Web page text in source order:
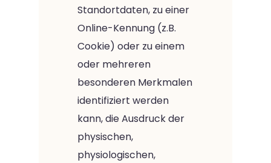
Standortdaten, zu einer
Online-Kennung (z.B.
Cookie) oder zu einem
oder mehreren
besonderen Merkmalen
identifiziert werden
kann, die Ausdruck der
physischen,
physiologischen,